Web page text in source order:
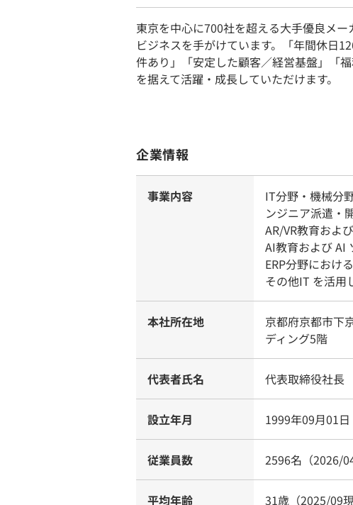
東京を中心に700社を超える大手優良メ
ビジネスを手がけています。「年間休日
件あり」「安定した顧客／経営基盤」「
を据えて活躍・成長していただけます。
企業情報
事業内容
IT分野・機械分
ンジニア派遣・
AR/VR教育およ
AI教育および AI
ERP分野におけ
その他IT を活用
本社所在地
京都府京都市下
ディング5階
代表者氏名 代表取締役社長
設立年月 1999年09月01日
従業員数 2596名（2026/
平均年齢 31歳（2025/09現